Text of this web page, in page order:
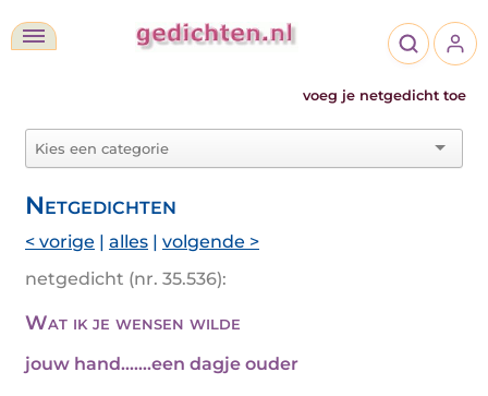
voeg je netgedicht toe
Netgedichten
< vorige | alles | volgende >
netgedicht (nr. 35.536):
Wat ik je wensen wilde
jouw hand…….een dagje ouder